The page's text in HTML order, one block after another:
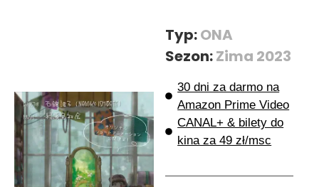
Typ:ONA
Sezon:Zima 2023
30 dni za darmo na
Amazon Prime Video
CANAL+ & bilety do
kina za 49 zł/msc